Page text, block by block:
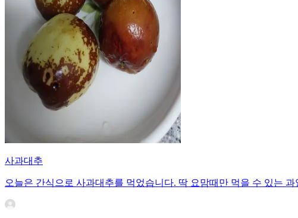
사과대추
오늘은 간식으로 사과대추를 먹었습니다. 딱 요맘때만 먹을 수 있는